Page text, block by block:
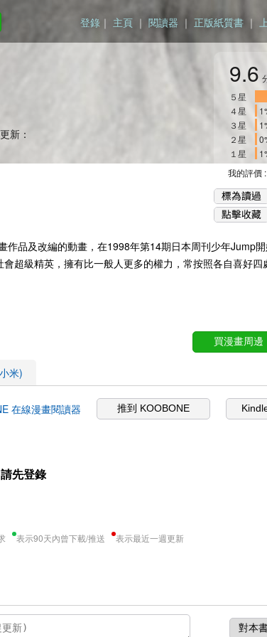
登錄 ｜ 主頁 ｜ 閱讀器 ｜ 正版紙質書 ｜
新：
9.6
５星
４星
３星
２星
１星
我的評價 :
品及改編的動畫，在1998年第14期日本周刊少年Jump
超級精英，擁有比一般人更多的權力，常按照各自喜好四
買漫畫周邊
米)
在線漫畫閱讀器 推到 KOOBONE
先登錄
表示90天內曾下載/推送 表示最近一週更新